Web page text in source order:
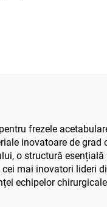
frezele
inovatoare de
o structură
mai inovatori
echipelor